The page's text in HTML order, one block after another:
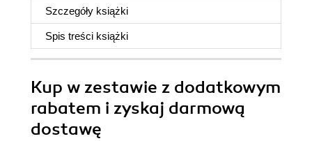
Szczegóły książki
Spis treści książki
Kup w zestawie z dodatkowym
rabatem i zyskaj darmową
dostawę